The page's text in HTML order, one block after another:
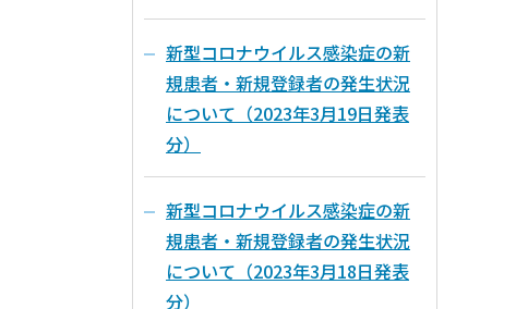
新型コロナウイルス感染症の新
規患者・新規登録者の発生状況
について（2023年3月19日発表
分）
新型コロナウイルス感染症の新
規患者・新規登録者の発生状況
について（2023年3月18日発表
分）